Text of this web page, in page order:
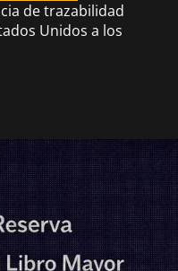
de trazabilidad
Unidos a los